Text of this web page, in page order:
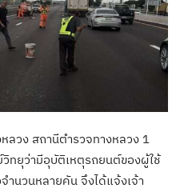
ลวง สถานีตำรวจทางหลวง 1
ทยุว่ามีอุบัติเหตุรถยนต์ของผู้ใช้
ำนวนหลายคัน จึงได้แจ้งเจ้า